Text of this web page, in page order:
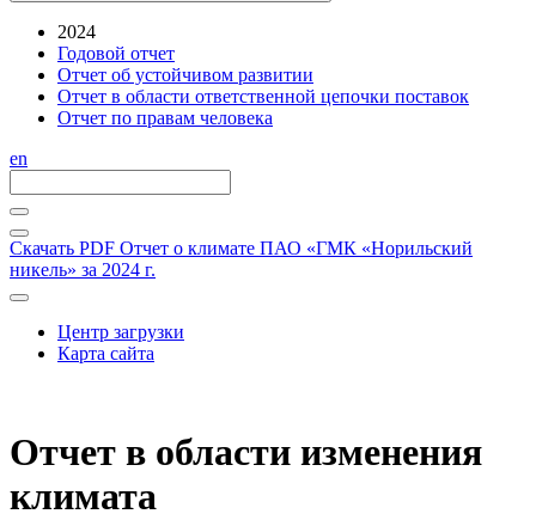
2024
Годовой отчет
Отчет об устойчивом развитии
Отчет в области ответственной цепочки поставок
Отчет по правам человека
en
Скачать PDF Отчет о климате ПАО «ГМК «Норильский
никель» за 2024 г.
Центр загрузки
Карта сайта
Отчет в области изменения
климата